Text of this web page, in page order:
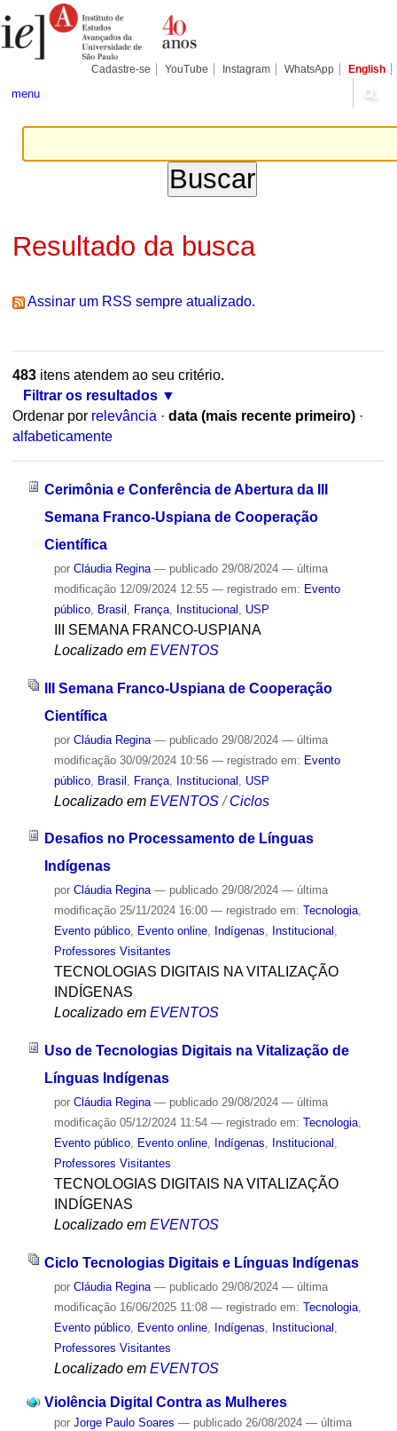
para
conteúdo.
Pessoais
Cadastre-se YouTube Instagram WhatsApp English
menu
Resultado da busca
Assinar um RSS sempre atualizado.
483itens atendem ao seu critério.
Filtrar os resultados
Ordenar por relevância · data (mais recente primeiro) ·
alfabeticamente
Cerimônia e Conferência de Abertura da III
Semana Franco-Uspiana de Cooperação
Científica
por Cláudia Regina — publicado29/08/2024 — última
modificação12/09/2024 12:55 — registrado em: Evento
público, Brasil França, Institucional USP
III SEMANA FRANCO-USPIANA
Localizado em EVENTOS
III Semana Franco-Uspiana de Cooperação
Científica
por Cláudia Regina — publicado29/08/2024 — última
modificação30/09/2024 10:56 — registrado em: Evento
público, Brasil França, Institucional USP
Localizado em EVENTOS /Ciclos
Desafios no Processamento de Línguas
Indígenas
por Cláudia Regina — publicado29/08/2024 — última
modificação25/11/2024 16:00 — registrado em: Tecnologia,
Evento público, Evento online, Indígenas, Institucional ,
Professores Visitantes
TECNOLOGIAS DIGITAIS NA VITALIZAÇÃO
INDÍGENAS
Localizado em EVENTOS
Uso de Tecnologias Digitais na Vitalização de
Línguas Indígenas
por Cláudia Regina — publicado29/08/2024 — última
modificação05/12/2024 11:54 — registrado em: Tecnologia,
Evento público, Evento online, Indígenas, Institucional ,
Professores Visitantes
TECNOLOGIAS DIGITAIS NA VITALIZAÇÃO
INDÍGENAS
Localizado em EVENTOS
Ciclo Tecnologias Digitais e Línguas Indígenas
por Cláudia Regina — publicado29/08/2024 — última
modificação16/06/2025 11:08 — registrado em: Tecnologia,
Evento público, Evento online, Indígenas Institucional
Professores Visitantes
Localizado em EVENTOS
Violência Digital Contra as Mulheres
por Jorge Paulo Soares — publicado26/08/2024 — última